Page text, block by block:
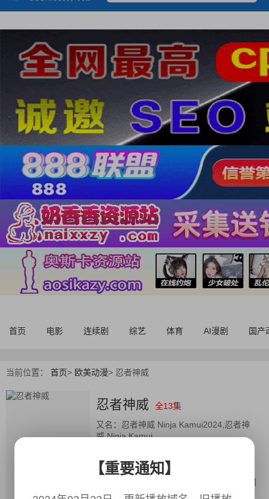
首页 电影 连续剧 综艺 体育 AI漫剧 国产
当前位置： 首页> 欧美动漫> 忍者神威
忍者神威
全13集
又名： 忍者神威 Ninja Kamui2024,忍者神
威 Ninja Kamui
主演：津田健次郎,Atsushi Ono,若井友
希,Arata Kimura,日野由利加,橘龙丸,志村知
幸,下鹤直幸,高濑右光,中村悠一,土师孝也,
【重要通知】